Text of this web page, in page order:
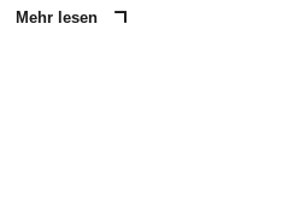
Mehr lesen